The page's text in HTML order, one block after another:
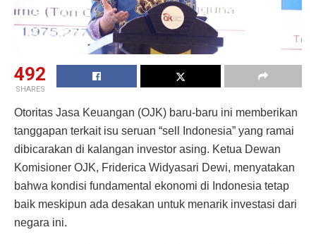
492
SHARES
Otoritas Jasa Keuangan (OJK) baru-baru ini memberikan
tanggapan terkait isu seruan “sell Indonesia” yang ramai
dibicarakan di kalangan investor asing. Ketua Dewan
Komisioner OJK, Friderica Widyasari Dewi, menyatakan
bahwa kondisi fundamental ekonomi di Indonesia tetap
baik meskipun ada desakan untuk menarik investasi dari
negara ini.